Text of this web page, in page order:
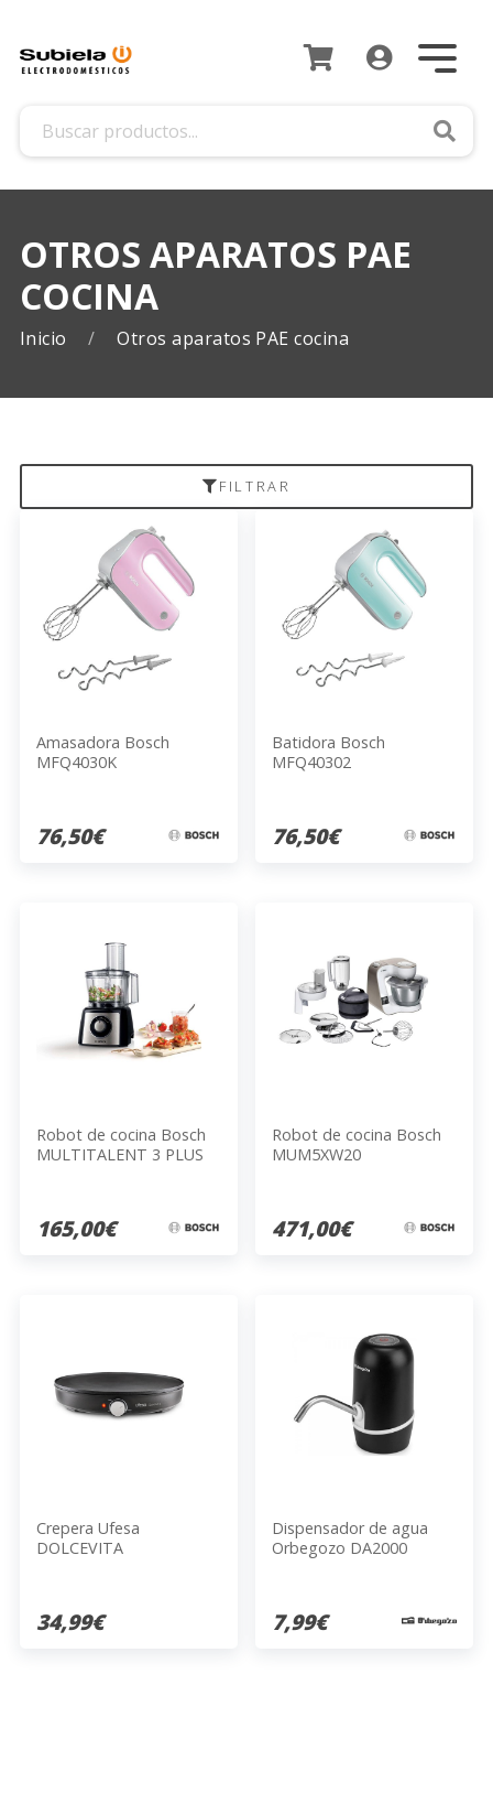
OTROS APARATOS PAE
COCINA
Inicio Otros aparatos PAE cocina
FILTRAR
Amasadora Bosch
MFQ4030K
76,50€
Batidora Bosch
MFQ40302
76,50€
Robot de cocina Bosch
MULTITALENT 3 PLUS
165,00€
Robot de cocina Bosch
MUM5XW20
471,00€
Crepera Ufesa
DOLCEVITA
34,99€
Dispensador de agua
Orbegozo DA2000
7,99€